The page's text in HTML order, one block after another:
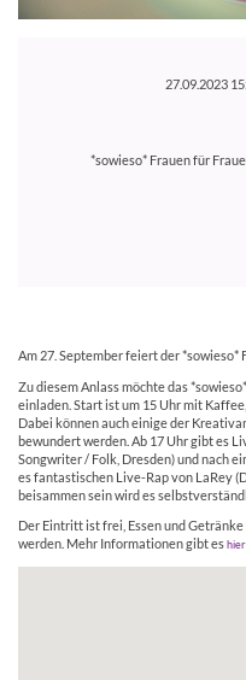
27.09.2023
*sowieso* Frauen für
Am 27. September feiert der *sowieso*
Zu diesem Anlass möchte das
einladen. Start ist um 15 Uhr mit
Dabei können auch einige der
bewundert werden. Ab 17 Uhr gibt es
Songwriter / Folk, Dresden) und nach
es fantastischen Live-Rap von LaRey
beisammen sein wird es
Der Eintritt ist frei, Essen und
werden. Mehr Informationen gibt eshier